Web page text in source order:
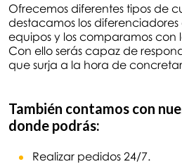
Ofrecemos diferentes tipos de
destacamos los
equipos y los comparamos con
Con ello serás capaz de
que surja a la hora de
También contamos con
donde podrás:
Realizar pedidos 24/7.